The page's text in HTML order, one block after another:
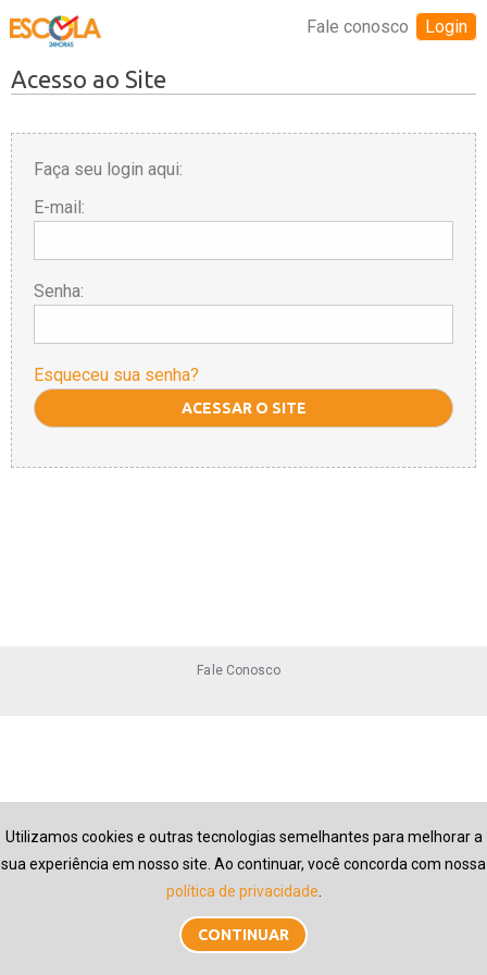
Fale conosco Login
Acesso ao Site
Faça seu login aqui:
E-mail:
Senha:
Esqueceu sua senha?
Fale Conosco
Utilizamos cookies e outras tecnologias semelhantes para melhorar a
sua experiência em nosso site. Ao continuar, você concorda com nossa
política de privacidade
CONTINUAR